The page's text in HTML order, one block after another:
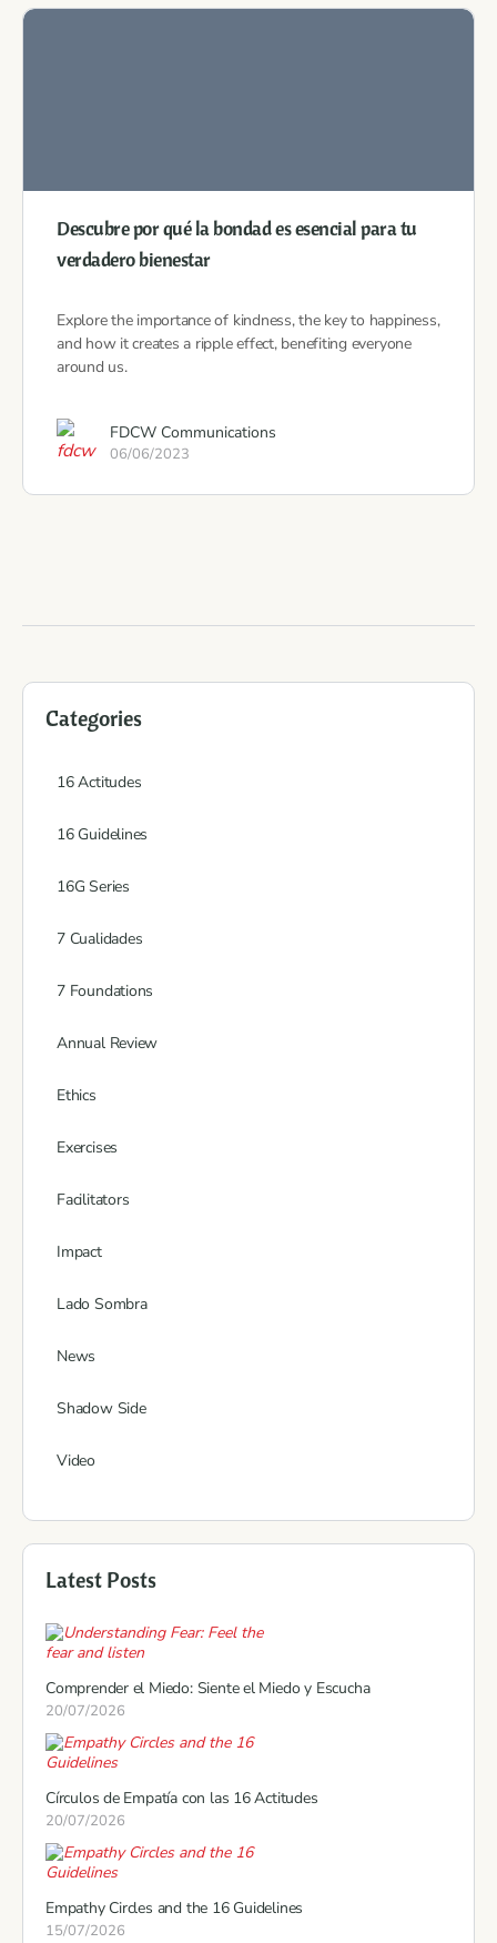
Descubre por qué la bondad es esencial para tu
verdadero bienestar
Explore the importance of kindness, the key to happiness,
and how it creates a ripple effect, benefiting everyone
around us.
FDCW Communications
06/06/2023
Categories
16 Actitudes
16 Guidelines
16G Series
7 Cualidades
7 Foundations
Annual Review
Ethics
Exercises
Facilitators
Impact
Lado Sombra
News
Shadow Side
Video
Latest Posts
Comprender el Miedo: Siente el Miedo y Escucha
20/07/2026
Círculos de Empatía con las 16 Actitudes
20/07/2026
Empathy Circles and the 16 Guidelines
15/07/2026